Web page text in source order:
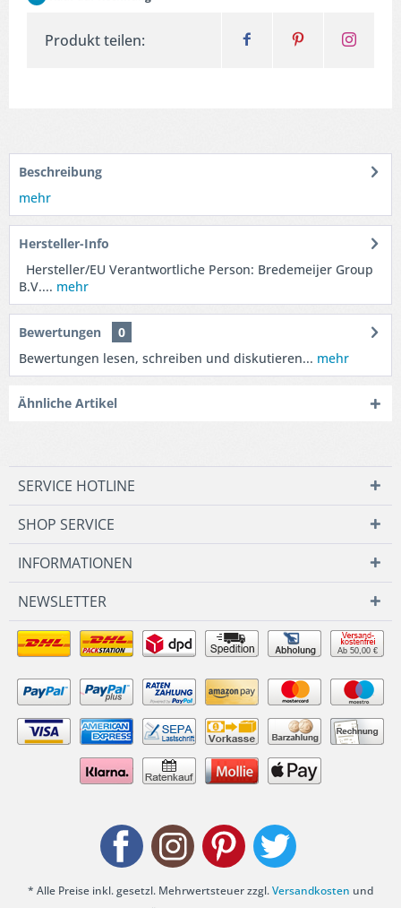
Produkt teilen:
Beschreibung
mehr
Hersteller-Info
Hersteller/EU Verantwortliche Person: Bredemeijer Group
B.V.... mehr
Bewertungen
0
Bewertungen lesen, schreiben und diskutieren... mehr
Ähnliche Artikel
SERVICE HOTLINE
SHOP SERVICE
INFORMATIONEN
NEWSLETTER
Ab 50,00 €
* Alle Preise inkl. gesetzl. Mehrwertsteuer zzgl.Versandkosten und